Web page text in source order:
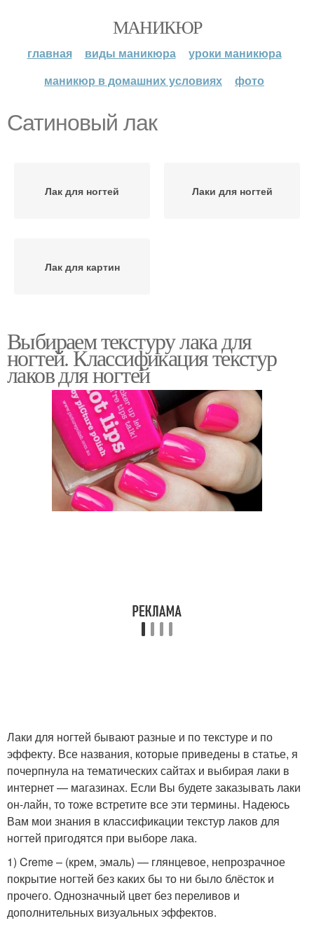
МАНИКЮР
главная виды маникюра
уроки маникюра
маникюр в домашних условиях
фото
Сатиновый лак
Лак для ногтей Лаки для ногтей
Лак для картин
Выбираем текстуру лака для
ногтей. Классификация текстур
лаков для ногтей
Лаки для ногтей бывают разные и по текстуре и по
эффекту. Все названия, которые приведены в статье, я
почерпнула на тематических сайтах и выбирая лаки в
интернет — магазинах. Если Вы будете заказывать лаки
он-лайн, то тоже встретите все эти термины. Надеюсь
Вам мои знания в классификации текстур лаков для
ногтей пригодятся при выборе лака.
1) Creme – (крем, эмаль) — глянцевое, непрозрачное
покрытие ногтей без каких бы то ни было блёсток и
прочего. Однозначный цвет без переливов и
дополнительных визуальных эффектов.